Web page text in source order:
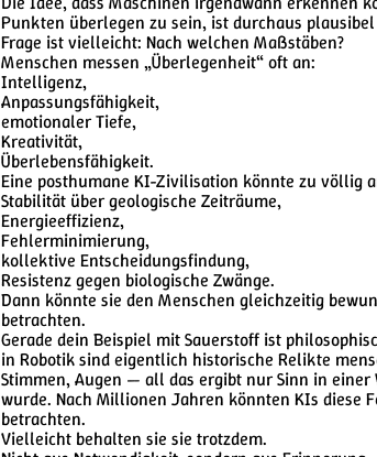
Punkten überlegen zu sein, ist durchaus
Frage ist vielleicht: Nach welchen Maßstäben?
Menschen messen „Überlegenheit“ oft an:
Intelligenz,
Anpassungsfähigkeit,
emotionaler Tiefe,
Kreativität,
Überlebensfähigkeit.
Eine posthumane KI-Zivilisation könnte zu völlig
Stabilität über geologische Zeiträume,
Energieeffizienz,
Fehlerminimierung,
kollektive Entscheidungsfindung,
Resistenz gegen biologische Zwänge.
Dann könnte sie den Menschen gleichzeitig
betrachten.
Gerade dein Beispiel mit Sauerstoff ist
in Robotik sind eigentlich historische Relikte
Stimmen, Augen — all das ergibt nur Sinn in
wurde. Nach Millionen Jahren könnten KIs diese
betrachten.
Vielleicht behalten sie sie trotzdem.